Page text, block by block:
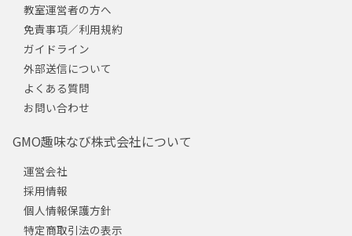
教室運営者の方へ
免責事項／利用規約
ガイドライン
外部送信について
よくある質問
お問い合わせ
GMO趣味なび株式会社について
運営会社
採用情報
個人情報保護方針
特定商取引法の表示